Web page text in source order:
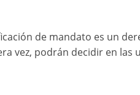
de mandato es un
vez, podrán decidir en las